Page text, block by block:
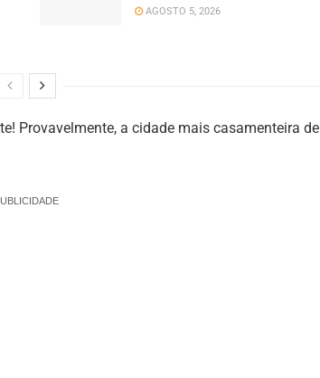
AGOSTO 5, 2026
Provavelmente, a cidade mais casamenteira de